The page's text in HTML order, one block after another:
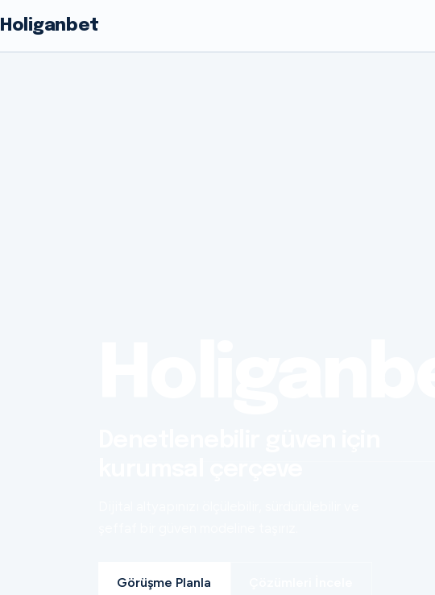
Holiganbet
Görüşme Planla